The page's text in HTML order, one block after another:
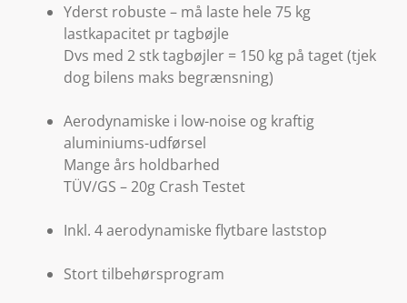
Yderst robuste – må laste hele 75 kg
lastkapacitet pr tagbøjle
Dvs med 2 stk tagbøjler = 150 kg på taget (tjek
dog bilens maks begrænsning)
Aerodynamiske i low-noise og kraftig
aluminiums-udførsel
Mange års holdbarhed
TÜV/GS – 20g Crash Testet
Inkl. 4 aerodynamiske flytbare laststop
Stort tilbehørsprogram